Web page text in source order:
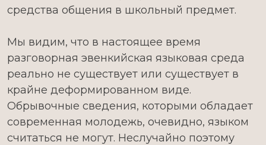
средства общения в школьный предмет.
Мы видим, что в настоящее время
разговорная эвенкийская языковая среда
реально не существует или существует в
крайне деформированном виде.
Обрывочные сведения, которыми обладает
современная молодежь, очевидно, языком
считаться не могут. Неслучайно поэтому